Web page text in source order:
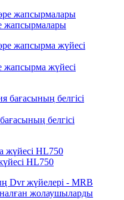
жапсырмалары
жапсырма жүйесі
белгісі
HL750